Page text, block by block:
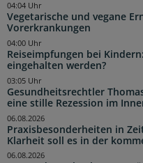
Vegetarische und vegane
Vorerkrankungen
04:04 Uhr
Reiseimpfungen bei
eingehalten werden?
04:00 Uhr
Gesundheitsrechtler
eine stille Rezession im
03:05 Uhr
Praxisbesonderheiten in
Klarheit soll es in der
06.08.2026
06.08.2026